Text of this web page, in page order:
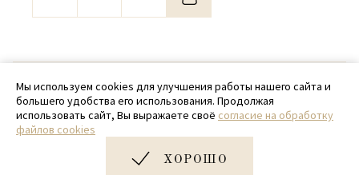
© 2020 - 2026 SamPack
+ 7 (918) 699-97-87
zakaz@sampack.store
Дизайн и разработка сайта
Мы используем cookies для улучшения работы нашего сайта и
большего удобства его использования. Продолжая
использовать сайт, Вы выражаете своё согласие на обработку
файлов cookies
ХОРОШО